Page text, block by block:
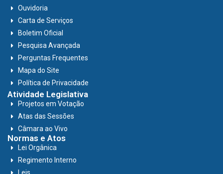
Ouvidoria
Carta de Serviços
Boletim Oficial
Pesquisa Avançada
Perguntas Frequentes
Mapa do Site
Política de Privacidade
Atividade Legislativa
Projetos em Votação
Atas das Sessões
Câmara ao Vivo
Normas e Atos
Lei Orgânica
Regimento Interno